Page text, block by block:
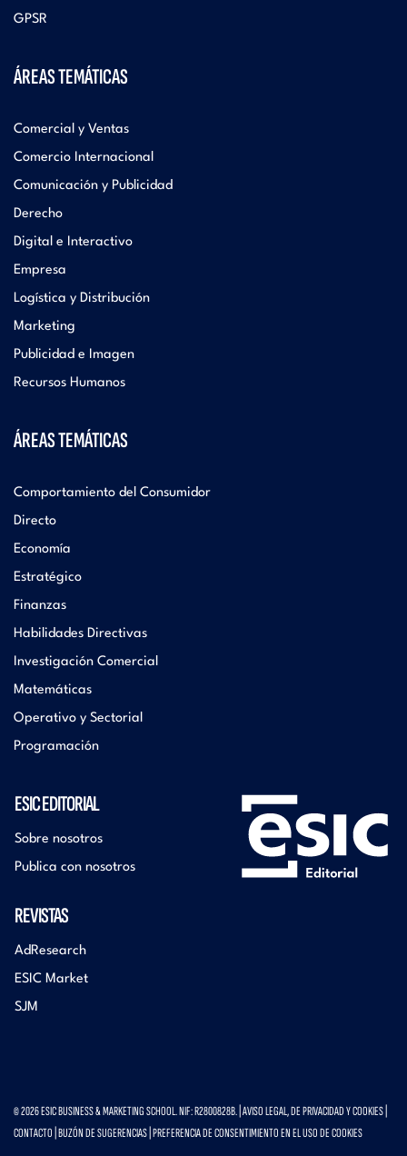
GPSR
ÁREAS TEMÁTICAS
Comercial y Ventas
Comercio Internacional
Comunicación y Publicidad
Derecho
Digital e Interactivo
Empresa
Logística y Distribución
Marketing
Publicidad e Imagen
Recursos Humanos
ÁREAS TEMÁTICAS
Comportamiento del Consumidor
Directo
Economía
Estratégico
Finanzas
Habilidades Directivas
Investigación Comercial
Matemáticas
Operativo y Sectorial
Programación
ESIC EDITORIAL
Sobre nosotros
Publica con nosotros
REVISTAS
AdResearch
ESIC Market
SJM
© 2026 ESIC BUSINESS & MARKETING SCHOOL. NIF: R2800828B. | AVISO LEGAL, DE PRIVACIDAD Y COOKIES
CONTACTO BUZÓN DE SUGERENCIAS PREFERENCIA DE CONSENTIMIENTO EN EL USO DE COOKIES